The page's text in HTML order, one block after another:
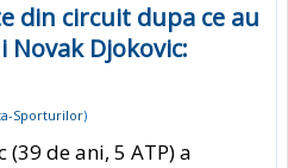
din circuit dupa ce au
Djokovic:
Sporturilor)
(39 de ani, 5 ATP) a